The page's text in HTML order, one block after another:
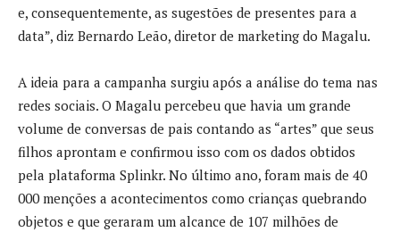
e, consequentemente, as sugestões de presentes para a
data”, diz Bernardo Leão, diretor de marketing do Magalu.
A ideia para a campanha surgiu após a análise do tema nas
redes sociais. O Magalu percebeu que havia um grande
volume de conversas de pais contando as “artes” que seus
filhos aprontam e confirmou isso com os dados obtidos
pela plataforma Splinkr. No último ano, foram mais de 40
000 menções a acontecimentos como crianças quebrando
objetos e que geraram um alcance de 107 milhões de